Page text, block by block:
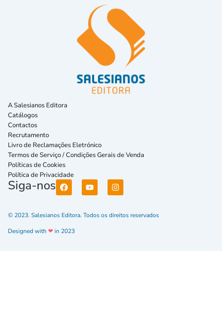
A Salesianos Editora
Catálogos
Contactos
Recrutamento
Livro de Reclamações Eletrónico
Termos de Serviço / Condições Gerais de Venda
Políticas de Cookies
Política de Privacidade
Siga-nos
© 2023. Salesianos Editora. Todos os direitos reservados
Designed with ❤in 2023